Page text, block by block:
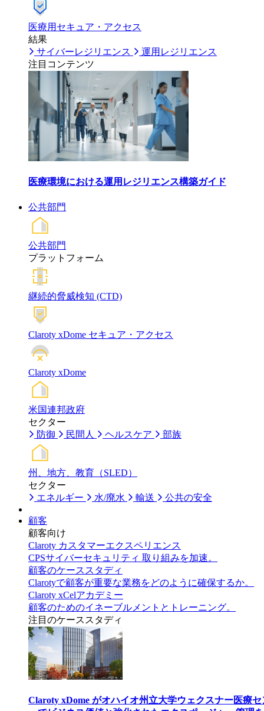
医療用セキュア・アクセス
結果
サイバーレジリエンス
運用レジリエンス
注目コンテンツ
医療環境における運用レジリエンス構築ガイド
公共部門
公共部門
プラットフォーム
継続的脅威検知 (CTD)
Claroty xDome セキュア・アクセス
Claroty xDome
米国連邦政府
セクター
防御
民間人 ヘルスケア 部族
州、地方、教育（SLED）
セクター
エネルギー
水/廃水 輸送 公共の安全
顧客
顧客向け
Claroty カスタマーエクスペリエンス
CPSサイバーセキュリティ 取り組みを加速。
顧客のケーススタディ
Clarotyで顧客が重要な業務をどのように確保するか。
Claroty xCelアカデミー
顧客のためのイネーブルメントとトレーニング。
注目のケーススタディ
Claroty xDome がオハイオ州立大学ウェクスナー医療セ